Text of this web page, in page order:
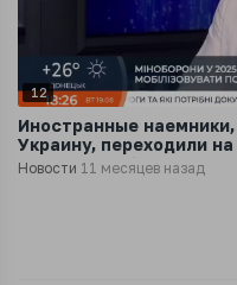
12
Иностранные
Украину, переходили
там платят больше
Новости 11 месяцев назад